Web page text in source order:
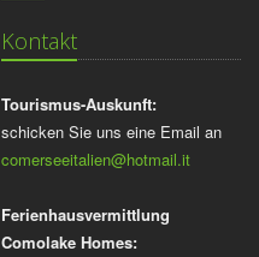
Kontakt
Tourismus-Auskunft:
schicken Sie uns eine Email an
comerseeitalien@hotmail.it
Ferienhausvermittlung
Comolake Homes: